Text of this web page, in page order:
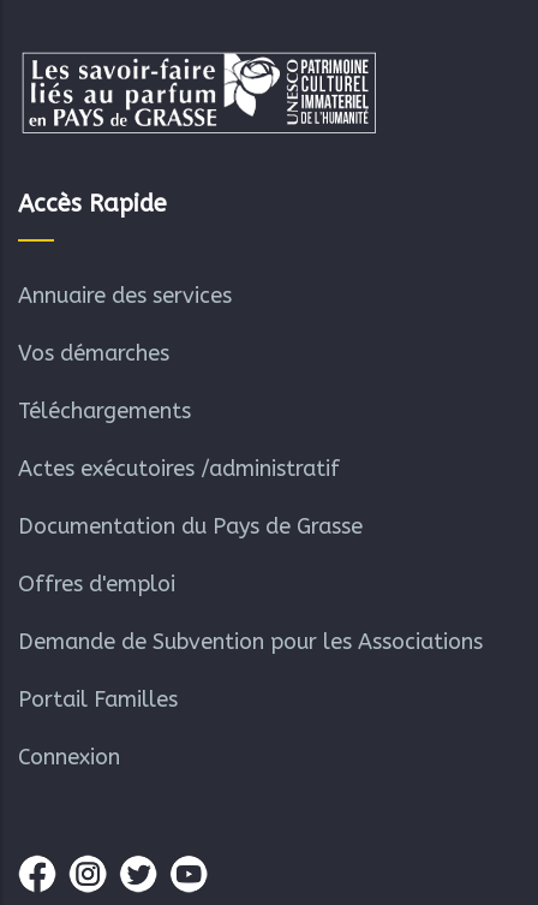
Accès Rapide
Annuaire des services
Vos démarches
Téléchargements
Actes exécutoires /administratif
Documentation du Pays de Grasse
Offres d'emploi
Demande de Subvention pour les Associations
Portail Familles
Connexion